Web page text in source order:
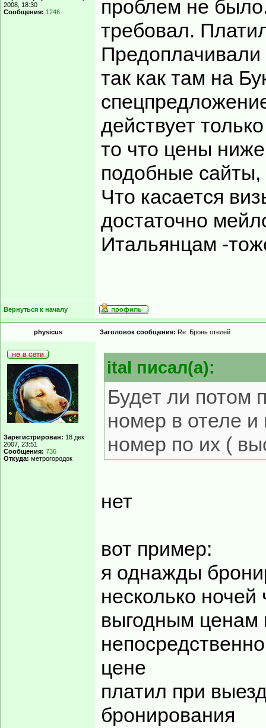
2008, 18:30
Сообщения: 1246
проблем не
требовал.
Предоплачивали
так как там на
действует
то что цены
подобные сайты,
Что касается
достаточно
Итальянцам -
Вернуться к началу
physicus Заголовок сообщения: Re: Бронь отелей
Зарегистрирован: 18 дек
2007, 23:51
Сообщения: 736
Откуда: метрогородок
ital писал(а):
Будет ли потом
номер в отеле и
номер по их (
нет
вот пример:
я однажды
несколько ночей
выгодным ценам
цене
платил при
бронирования